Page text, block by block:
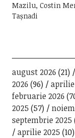
Mazilu, Costin
Tașnadi
august 2026 (21)
2026 (96) aprilie
februarie 2026
2025 (57)
septembrie 2025
aprilie 2025 (10)